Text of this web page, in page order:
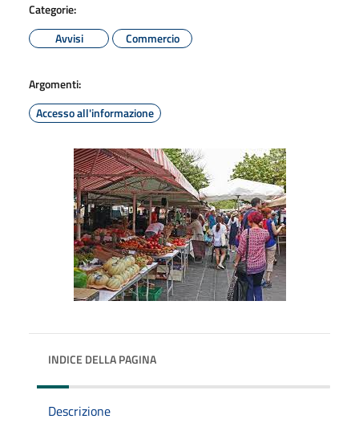
Categorie:
Avvisi
Commercio
Argomenti:
Accesso all'informazione
INDICE DELLA PAGINA
Descrizione